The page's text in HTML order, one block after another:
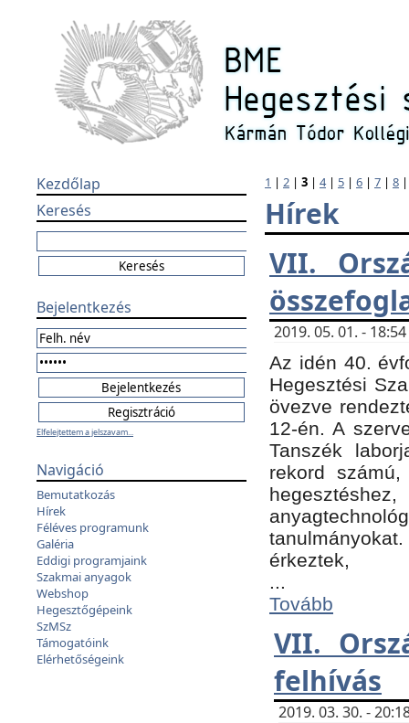
Kezdőlap
Keresés
Bejelentkezés
Elfelejtettem a jelszavam...
Navigáció
Bemutatkozás
Hírek
Féléves programunk
Galéria
Eddigi programjaink
Szakmai anyagok
Webshop
Hegesztőgépeink
SzMSz
Támogatóink
Elérhetőségeink
1 | 2 | 3 | 4| 5 | 6 | 7 | 8
Hírek
VII.
2019. 05. 01. -
Az idén 40.
Hegesztési
övezve
12-én. A
Tanszék
rekord
érkeztek,
...
Tovább
VII.
felhívás
2019. 03. 30. -